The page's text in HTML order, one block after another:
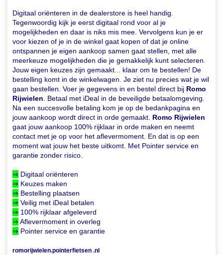
Digitaal oriënteren in de dealerstore is heel handig.
Tegenwoordig kijk je eerst digitaal rond voor al je
mogelijkheden en daar is niks mis mee. Vervolgens kun je er
voor kiezen of je in de winkel gaat kopen of dat je online
ontspannen je eigen aankoop samen gaat stellen, met alle
meerkeuze mogelijkheden die je gemakkelijk kunt selecteren.
Jouw eigen keuzes zijn gemaakt... klaar om te bestellen! De
bestelling komt in de winkelwagen. Je ziet nu precies wat je wil
gaan bestellen. Voer je gegevens in en bestel direct bij Romo
Rijwielen. Betaal met iDeal in de beveiligde betaalomgeving.
Na een succesvolle betaling kom je op de bedankpagina en
jouw aankoop wordt direct in orde gemaakt. Romo Rijwielen
gaat jouw aankoop 100% rijklaar in orde maken en neemt
contact met je op voor het aflevermoment. En dat is op een
moment wat jouw het beste uitkomt. Met Pointer service en
garantie zonder risico.
⇒ Digitaal oriënteren
⇒ Keuzes maken
⇒ Bestelling plaatsen
⇒ Veilig met iDeal betalen
⇒ 100% rijklaar afgeleverd
⇒ Aflevermoment in overleg
⇒ Pointer service en garantie
romorijwielen.pointerfietsen .nl